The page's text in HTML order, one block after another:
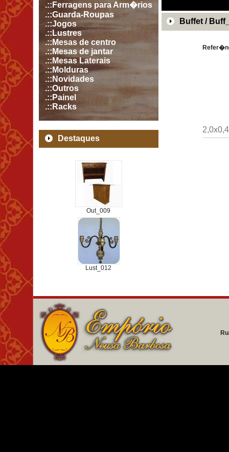
.::Ferragens para Arm�rios
.::Guarda-Roupas
.::Jogos
.::Lustres
.::Mesas de centro
.::Mesas de jantar
.::Mesas Laterais
.::Molduras
.::Novidades
.::Outros
.::Painel
.::Racks
Destaques
Out_009
Lust_012
Buffet /